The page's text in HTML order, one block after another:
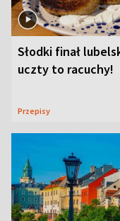
Słodki finał
uczty to racuchy!
Przepisy